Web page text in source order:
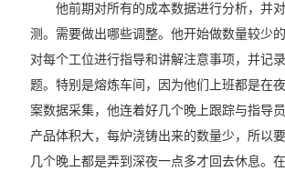
他前期对所有的成本数据进行分析，并
测。需要做出哪些调整。他开始做数量较少
对每个工位进行指导和讲解注意事项，并记
题。特别是熔炼车间，因为他们上班都是在
案数据采集，他连着好几个晚上跟踪与指导
产品体积大，每炉浇铸出来的数量少，所以
几个晚上都是弄到深夜一点多才回去休息。